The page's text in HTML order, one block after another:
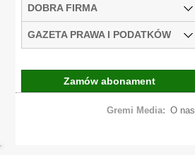
DOBRA FIRMA
GAZETA PRAWA I PODATKÓW
Zamów abonament
Gremi Media: O nas